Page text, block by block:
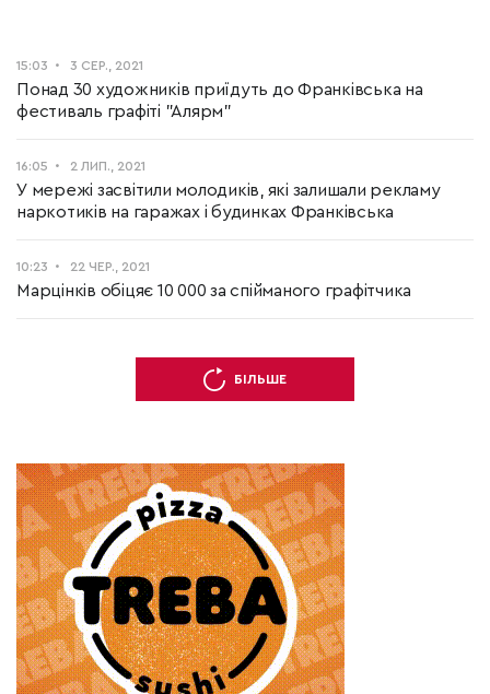
15:03 3 СЕР., 2021
Понад 30 художників приїдуть до Франківська на
фестиваль графіті "Алярм"
16:05 2 ЛИП., 2021
У мережі засвітили молодиків, які залишали рекламу
наркотиків на гаражах і будинках Франківська
10:23 22 ЧЕР., 2021
Марцінків обіцяє 10 000 за спійманого графітчика
БІЛЬШЕ